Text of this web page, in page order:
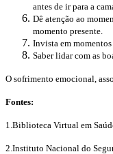
antes de ir para a
Dê atenção ao
momento presente.
Invista em
Saber lidar com as
O sofrimento emocional,
Fontes:
1.Biblioteca Virtual em
2.Instituto Nacional do